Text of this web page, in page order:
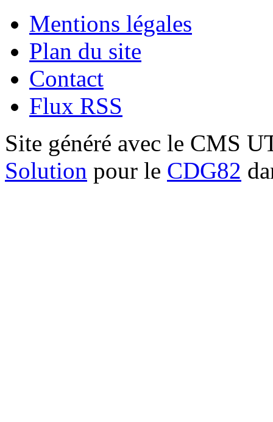
Mentions légales
Plan du site
Contact
Flux RSS
Site généré avec le CMS
Solution pour le CDG82